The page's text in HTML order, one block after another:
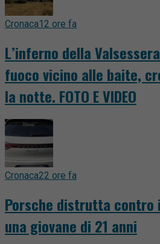
Cronaca12 ore fa
L’inferno della
fuoco vicino alle baite,
la notte. FOTO E VIDEO
Cronaca22 ore fa
Porsche distrutta
una giovane di 21 anni